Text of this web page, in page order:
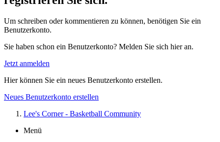
Um schreiben oder kommentieren zu können, benötigen Sie ein
Benutzerkonto.
Sie haben schon ein Benutzerkonto? Melden Sie sich hier an.
Jetzt anmelden
Hier können Sie ein neues Benutzerkonto erstellen.
Neues Benutzerkonto erstellen
Lee's Corner - Basketball Community
Menü